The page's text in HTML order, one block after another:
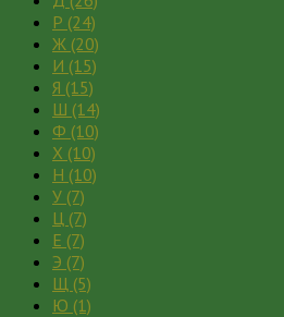
Р (24)
Ж (20)
И (15)
Я (15)
Ш (14)
Ф (10)
Х (10)
Н (10)
У (7)
Ц (7)
Е (7)
Э (7)
Щ (5)
Ю (1)